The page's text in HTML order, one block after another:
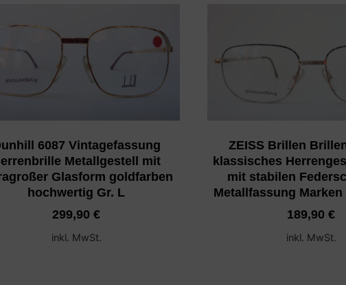
6087 Vintagefassung
Metallgestell mit
Glasform goldfarben
hochwertig Gr. L
299,90€
inkl. MwSt.
ZEISS Brillen
klassisches
mit stabilen
Metallfassung
189,90€
inkl. MwSt.